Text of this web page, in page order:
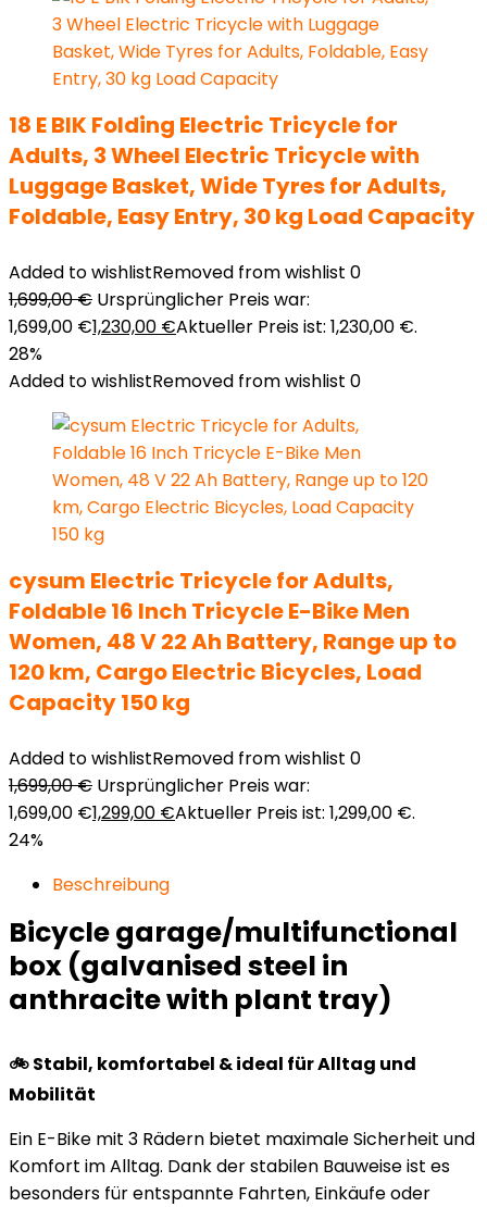
18 E BIK Folding Electric Tricycle for
Adults, 3 Wheel Electric Tricycle with
Luggage Basket, Wide Tyres for Adults,
Foldable, Easy Entry, 30 kg Load Capacity
Added to wishlistRemoved from wishlist 0
1,699,00€ Ursprünglicher Preis war:
1,699,00 €1,230,00 €Aktueller Preis ist: 1,230,00 €.
28%
Added to wishlistRemoved from wishlist 0
cysum Electric Tricycle for Adults,
Foldable 16 Inch Tricycle E-Bike Men
Women, 48 V 22 Ah Battery, Range up to
120 km, Cargo Electric Bicycles, Load
Capacity 150 kg
Added to wishlistRemoved from wishlist 0
1,699,00€ Ursprünglicher Preis war:
1,699,00 €1,299,00 €Aktueller Preis ist: 1,299,00 €.
24%
Beschreibung
Bicycle garage/multifunctional
box (galvanised steel in
anthracite with plant tray)
🚲 Stabil, komfortabel & ideal für Alltag und
Mobilität
Ein E-Bike mit 3 Rädern bietet maximale Sicherheit und
Komfort im Alltag. Dank der stabilen Bauweise ist es
besonders für entspannte Fahrten, Einkäufe oder